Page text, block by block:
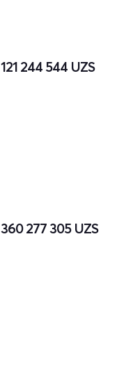
121 244 544 UZS
360 277 305 UZS